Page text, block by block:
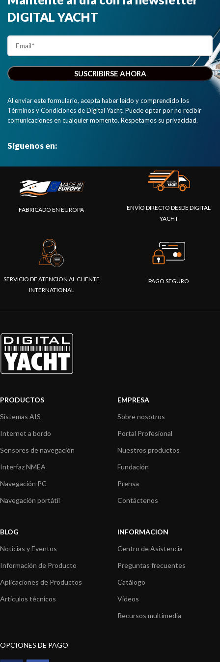
DIGITAL YACHT
Al enviar este formulario, acepta haber leído y comprendido los
Términos y Condiciones de Digital Yacht. Puede optar por no recibir
comunicaciones en cualquier momento. Respetamos su privacidad.
Síguenos en:
FABRICADO EN EUROPA
ENVÍO DIRECTO DESDE DIGITAL
YACHT
SERVICIO DE ATENCION AL CLIENTE
INTERNATIONAL
PAGO SEGURO
PRODUCTOS
Sistemas AIS
Internet a bordo
Sensores de navegación
Interfaz NMEA
Navegación PC
Navegación portátil
EMPRESA
Sobre nosotros
Portal Profesional
Nuestros productos
Fundación
Prensa
Contáctenos
BLOG
Noticias y Eventos
Información de Producto
Aplicaciones de Productos
Artículos técnicos
INFORMACION
Centro de Asistencia
Preguntas frecuentes
Catálogo
Vídeos
Recursos multimedia
OPCIONES DE PAGO